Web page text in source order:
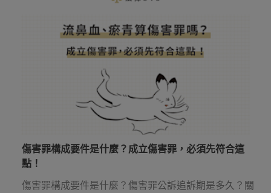
傷害罪構成要件是什麼？成立傷害罪，必須先符合這
點！
傷害罪構成要件是什麼？傷害罪公訴追訴期是多久？關